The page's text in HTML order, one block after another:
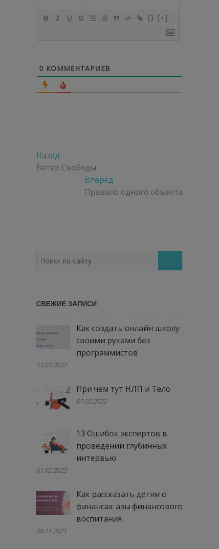
{} [+]
0 КОММЕНТАРИЕВ
Навигация
по
Назад
запись:
Ветер Свободы
Вперёд
запись:
Правило одного объекта
по
СВЕЖИЕ ЗАПИСИ
Как создать онлайн школу
своими руками без
программистов
13.07.2022
При чем тут НЛП и Тело
07.02.2022
13 Ошибок экспертов в
проведении глубинных
интервью
01.02.2022
Как рассказать детям о
финансах: азы финансового
воспитания.
26.11.2021